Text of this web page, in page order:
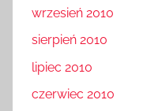
wrzesień 2010
sierpień 2010
lipiec 2010
czerwiec 2010